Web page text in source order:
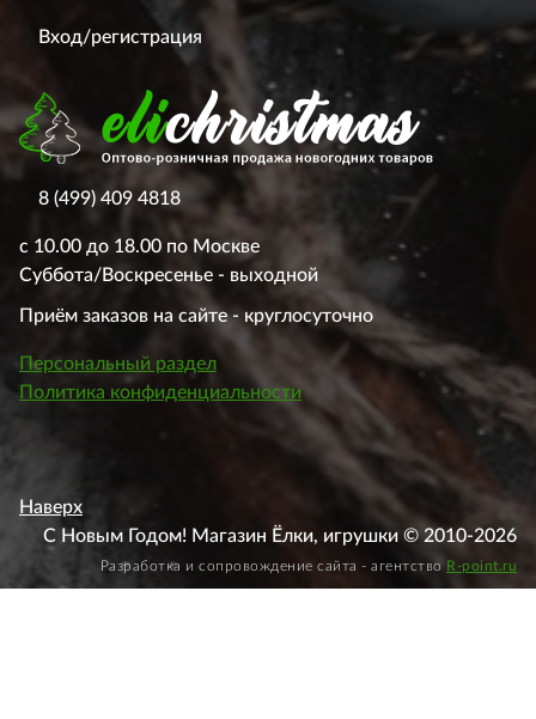
Вход/регистрация
8 (499) 409 4818
с 10.00 до 18.00 по Москве
Суббота/Воскресенье - выходной
Приём заказов на сайте - круглосуточно
Персональный раздел
Политика конфиденциальности
Наверх
С Новым Годом! Магазин Ёлки, игрушки © 2010-2026
Разработка и сопровождение сайта - агентство R-point.ru